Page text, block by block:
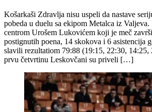
Košarkaši Zdravlja nisu uspeli da nastave
pobeda u duelu sa ekipom Metalca iz
centrom Urošem Lukovićem koji je meč
postignutih poena, 14 skokova i 6 asistencija
slavili rezultatiom 79:88 (19:15, 22:30, 14:25,
prvu četvrtinu Leskovčani su priveli […]